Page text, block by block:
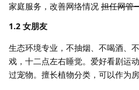
家庭服务，改善网络情况 担任网管
1.2 女朋友
生态环境专业，不抽烟、不喝酒、
戏，十二点左右睡觉。爱好看剧运
过宠物。擅长植物分类，可以作为